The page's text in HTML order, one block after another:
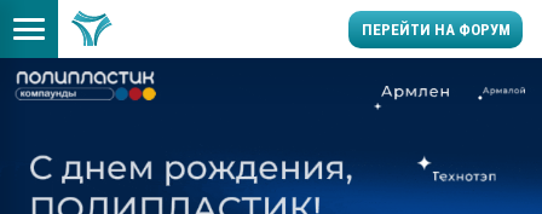
ПЕРЕЙТИ НА ФОРУМ
Вакуум-формовочные